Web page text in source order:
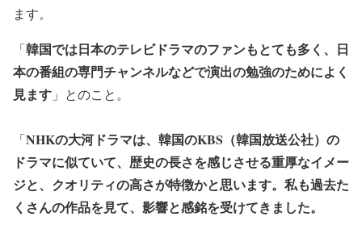
ます。
「韓国では日本のテレビドラマのファンもとても多く、日
本の番組の専門チャンネルなどで演出の勉強のためによく
見ます 」とのこと。
「NHKの大河ドラマは、韓国のKBS（韓国放送公社）の
ドラマに似ていて、歴史の長さを感じさせる重厚なイメー
ジと、クオリティの高さが特徴かと思います。私も過去た
くさんの作品を見て、影響と感銘を受けてきました。